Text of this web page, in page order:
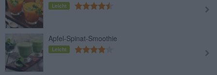
Leicht
Apfel-Spinat-Smoothie
Leicht